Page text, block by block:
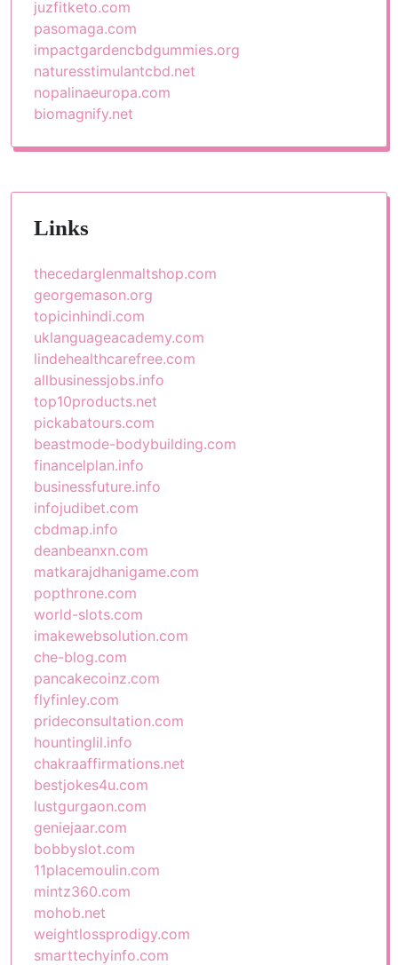
juzfitketo.com
pasomaga.com
impactgardencbdgummies.org
naturesstimulantcbd.net
nopalinaeuropa.com
biomagnify.net
Links
thecedarglenmaltshop.com
georgemason.org
topicinhindi.com
uklanguageacademy.com
lindehealthcarefree.com
allbusinessjobs.info
top10products.net
pickabatours.com
beastmode-bodybuilding.com
financelplan.info
businessfuture.info
infojudibet.com
cbdmap.info
deanbeanxn.com
matkarajdhanigame.com
popthrone.com
world-slots.com
imakewebsolution.com
che-blog.com
pancakecoinz.com
flyfinley.com
prideconsultation.com
hountinglil.info
chakraaffirmations.net
bestjokes4u.com
lustgurgaon.com
geniejaar.com
bobbyslot.com
11placemoulin.com
mintz360.com
mohob.net
weightlossprodigy.com
smarttechyinfo.com